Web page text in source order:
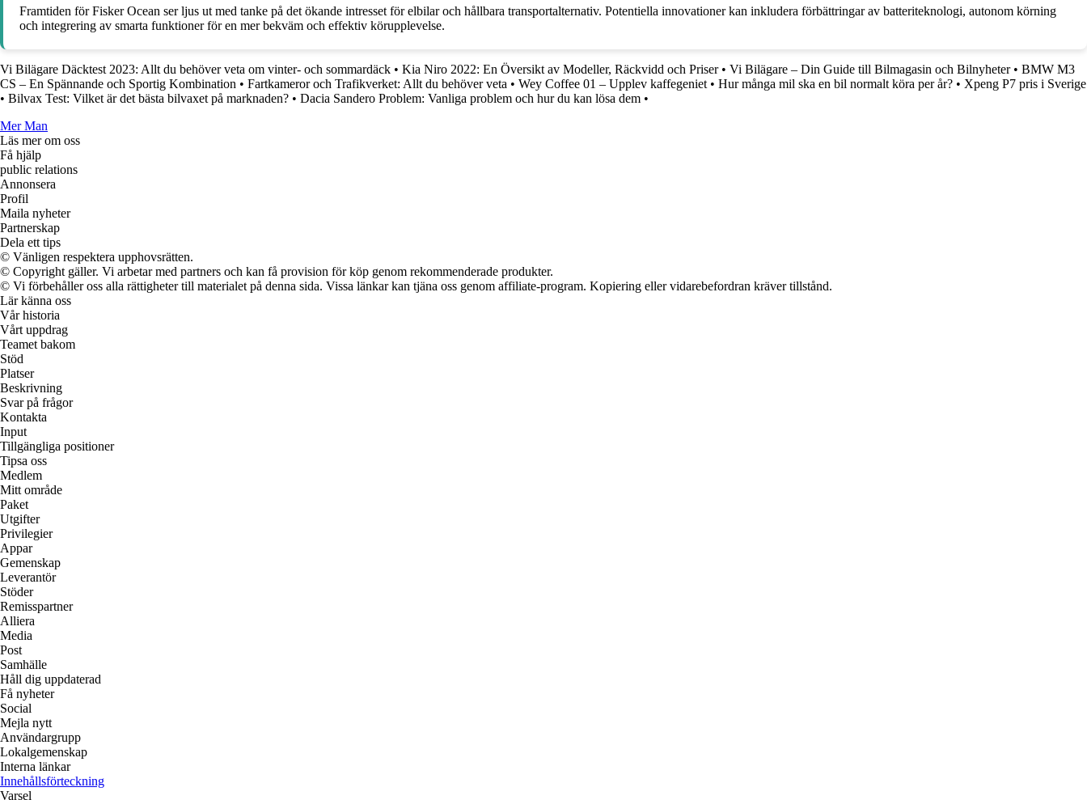
Framtiden för Fisker Ocean ser ljus ut med tanke på det ökande intresset för elbilar och hållbara transportalternativ. Potentiella innovationer kan inkludera förbättringar av batteriteknologi, autonom körning
och integrering av smarta funktioner för en mer bekväm och effektiv körupplevelse.
Vi Bilägare Däcktest 2023: Allt du behöver veta om vinter- och sommardäck • Kia Niro 2022: En Översikt av Modeller, Räckvidd och Priser• Vi Bilägare – Din Guide till Bilmagasin och Bilnyheter• BMW M3
CS – En Spännande och Sportig Kombination • Fartkameror och Trafikverket: Allt du behöver veta • Wey Coffee 01 – Upplev kaffegeniet • Hur många mil ska en bil normalt köra per år? • Xpeng P7 pris i Sverige
• Bilvax Test: Vilket är det bästa bilvaxet på marknaden? • Dacia Sandero Problem: Vanliga problem och hur du kan lösa dem •
Mer Man
Läs mer om oss
Få hjälp
public relations
Annonsera
Profil
Maila nyheter
Partnerskap
Dela ett tips
© Vänligen respektera upphovsrätten.
© Copyright gäller. Vi arbetar med partners och kan få provision för köp genom rekommenderade produkter.
© Vi förbehåller oss alla rättigheter till materialet på denna sida. Vissa länkar kan tjäna oss genom affiliate-program. Kopiering eller vidarebefordran kräver tillstånd.
Lär känna oss
Vår historia
Vårt uppdrag
Teamet bakom
Stöd
Platser
Beskrivning
Svar på frågor
Kontakta
Input
Tillgängliga positioner
Tipsa oss
Medlem
Mitt område
Paket
Utgifter
Privilegier
Appar
Gemenskap
Leverantör
Stöder
Remisspartner
Alliera
Media
Post
Samhälle
Håll dig uppdaterad
Få nyheter
Social
Mejla nytt
Användargrupp
Lokalgemenskap
Interna länkar
Innehållsförteckning
Varsel